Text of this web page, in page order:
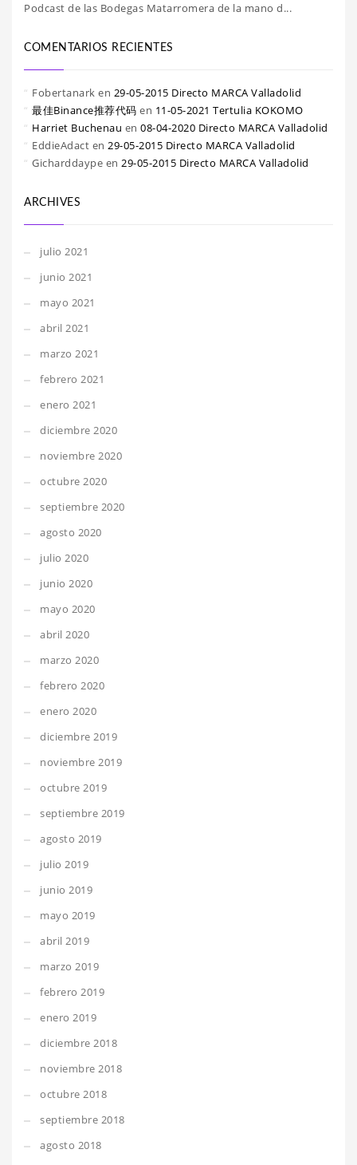
Podcast de las Bodegas Matarromera de la mano d...
COMENTARIOS RECIENTES
Fobertanark en 29-05-2015 Directo MARCA Valladolid
最佳Binance推荐代码 en 11-05-2021 Tertulia KOKOMO
Harriet Buchenau en 08-04-2020 Directo MARCA Valladolid
EddieAdact en 29-05-2015 Directo MARCA Valladolid
Gicharddaype en 29-05-2015 Directo MARCA Valladolid
ARCHIVES
julio 2021
junio 2021
mayo 2021
abril 2021
marzo 2021
febrero 2021
enero 2021
diciembre 2020
noviembre 2020
octubre 2020
septiembre 2020
agosto 2020
julio 2020
junio 2020
mayo 2020
abril 2020
marzo 2020
febrero 2020
enero 2020
diciembre 2019
noviembre 2019
octubre 2019
septiembre 2019
agosto 2019
julio 2019
junio 2019
mayo 2019
abril 2019
marzo 2019
febrero 2019
enero 2019
diciembre 2018
noviembre 2018
octubre 2018
septiembre 2018
agosto 2018